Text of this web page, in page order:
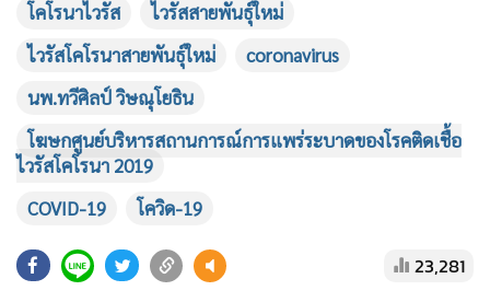
ไวรัสโคโรนาสายพันธุ์ใหม่
coronavirus
นพ.ทวีศิลป์ วิษณุโยธิน
โฆษกศูนย์บริหารสถานการณ์การแพร่ระบาดของโรคติดเชื้อ
ไวรัสโคโรนา 2019
COVID-19
โควิด-19